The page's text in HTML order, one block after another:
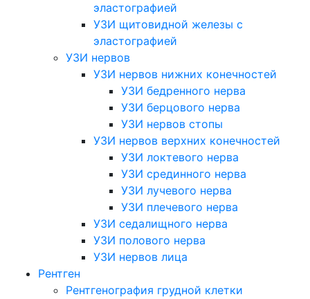
эластографией
УЗИ щитовидной железы с
эластографией
УЗИ нервов
УЗИ нервов нижних конечностей
УЗИ бедренного нерва
УЗИ берцового нерва
УЗИ нервов стопы
УЗИ нервов верхних конечностей
УЗИ локтевого нерва
УЗИ срединного нерва
УЗИ лучевого нерва
УЗИ плечевого нерва
УЗИ седалищного нерва
УЗИ полового нерва
УЗИ нервов лица
Рентген
Рентгенография грудной клетки